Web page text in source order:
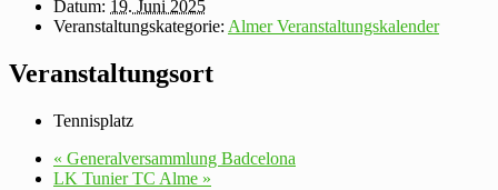
Datum: 19. Juni 2025
Veranstaltungskategorie: Almer Veranstaltungskalender
Veranstaltungsort
Tennisplatz
« Generalversammlung Badcelona
LK Tunier TC Alme »